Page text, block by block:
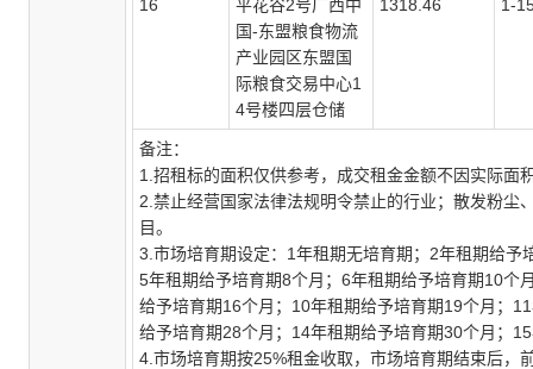
16 平花谷2号广西中
国-东盟粮食物流
产业园区东盟国
际粮食交易中心1
4号楼四层仓储
1318.46 1-
备注：
1.招租标的面积仅供参考，成交租金金额不因实际面
2.禁止经营国家法律法规明令禁止的行业；散发粉尘
目。
3.市场培育期设定：1年租期无培育期；2年租期给
5年租期给予培育期8个月；6年租期给予培育期10个
给予培育期16个月；10年租期给予培育期19个月；
给予培育期28个月；14年租期给予培育期30个月；
4.市场培育期按25%租金收取，市场培育期结束后，